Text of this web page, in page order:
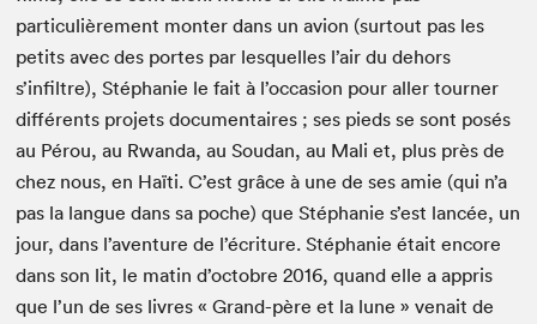
particulièrement monter dans un avion (surtout pas les
petits avec des portes par lesquelles l’air du dehors
s’infiltre), Stéphanie le fait à l’occasion pour aller tourner
différents projets documentaires ; ses pieds se sont posés
au Pérou, au Rwanda, au Soudan, au Mali et, plus près de
chez nous, en Haïti. C’est grâce à une de ses amie (qui n’a
pas la langue dans sa poche) que Stéphanie s’est lancée, un
jour, dans l’aventure de l’écriture. Stéphanie était encore
dans son lit, le matin d’octobre 2016, quand elle a appris
que l’un de ses livres « Grand-père et la lune » venait de